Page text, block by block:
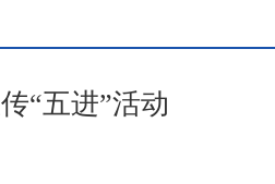
“五进”活动